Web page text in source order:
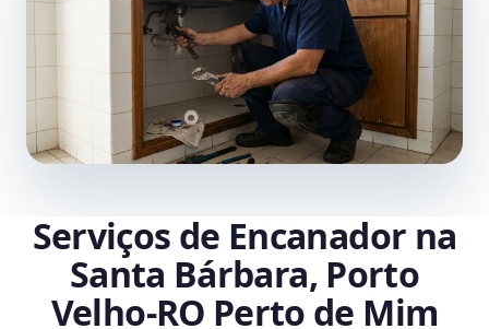
Serviços de Encanador na
Santa Bárbara, Porto
Velho‑RO Perto de Mim